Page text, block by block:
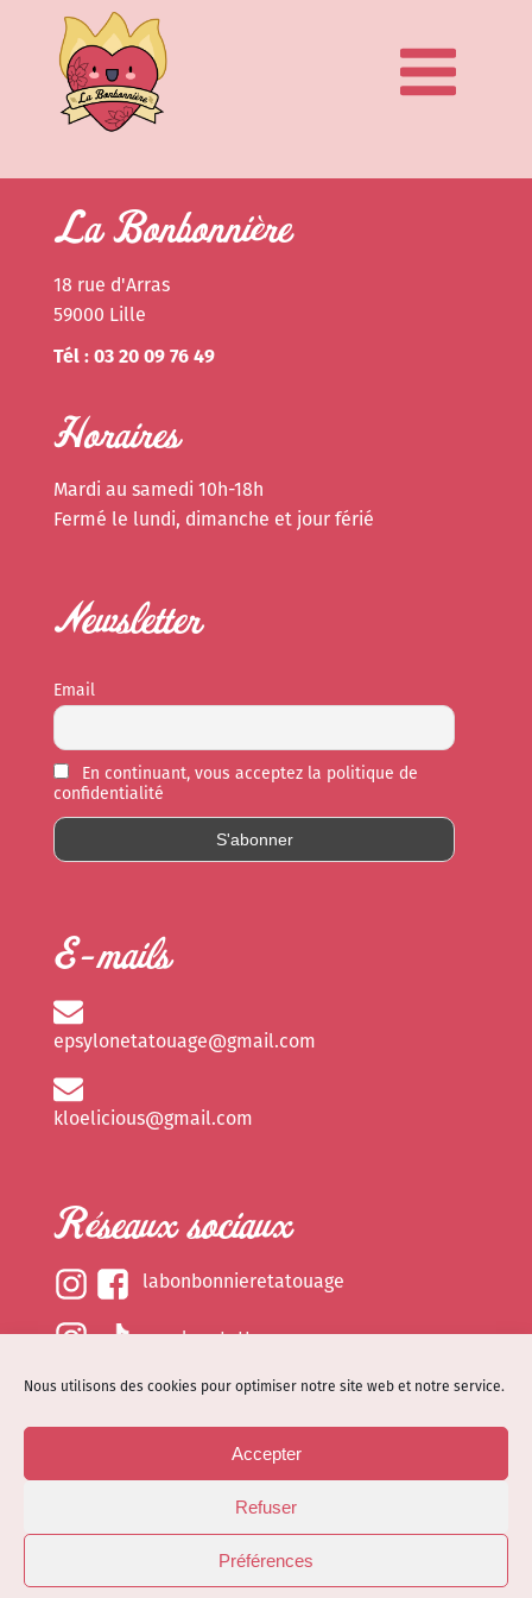
Nous utilisons des cookies pour optimiser notre site web et notre service.
Accepter
Refuser
Préférences
La Bonbonnière
18 rue d'Arras
59000 Lille
Tél : 03 20 09 76 49
Horaires
Mardi au samedi 10h-18h
Fermé le lundi, dimanche et jour férié
Newsletter
Email
En continuant, vous acceptez la politique de
confidentialité
E-mails
epsylonetatouage@gmail.com
kloelicious@gmail.com
Réseaux sociaux
labonbonnieretatouage
epsylonetattoo
kloelicious_
Mentions légales
Politique de cookies (EU)
© Site web réalisé parDénode- Illustrations par
Kloelicioustattoo tous droits réservés